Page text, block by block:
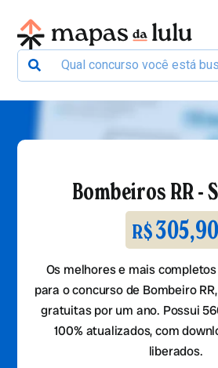
Bombeiros RR -
R$305,90
Os melhores e mais
para o concurso de Bombeiro
gratuitas por um ano. Possui
100% atualizados, com
liberados.